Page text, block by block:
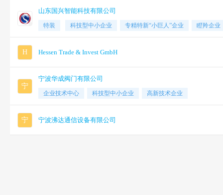
山东国兴智能科技有限公司
特装 科技型中小企业 专精特新“小巨人”企业 瞪羚企业
H Hessen Trade & Invest GmbH
宁
宁波华成阀门有限公司
企业技术中心 科技型中小企业 高新技术企业
宁 宁波沸达通信设备有限公司